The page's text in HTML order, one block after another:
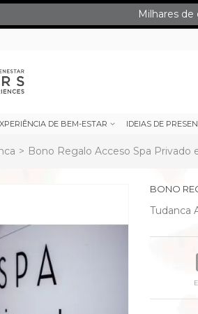
Milhares de
DE BEM-ESTAR IDEIAS DE
> Bono Regalo Acceso Spa Privado
BONO
Tudanca